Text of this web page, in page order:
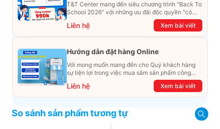
T&T Center mang đến siêu chương trình "Back To
School 2026" với những ưu đãi độc quyền "có
một không hai". Đừng để chiếc ví phải "ét-ô-ét",
cùng khám phá ngay ưu đãi siêu khủng dưới đây
nhé!
Liên hệ Xem bài viết
Hướng dẫn đặt hàng Online
Với mong muốn mang đến cho Quý khách hàng
sự tiện lợi trong việc mua sắm sản phẩm công
nghệ từ xa. Trong bài viết này, T&T Center sẽ
hướng dẫn chi tiết cách mua hàng trực tuyến qua
các kênh online Website, Zalo, Messenger và
dễ dàng và nhanh chóng nhất. Cùng xem ngay
Liên hệ Xem bài viết
So sánh sản phẩm tương tự